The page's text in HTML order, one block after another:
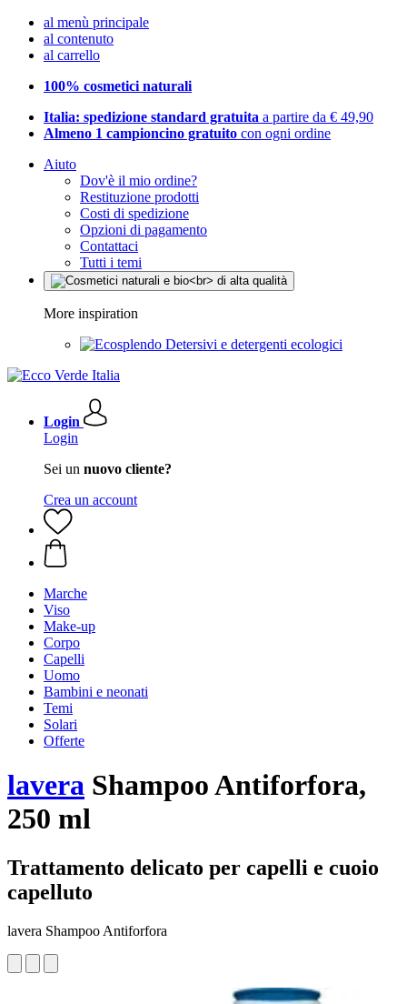
al menù principale
al contenuto
al carrello
100% cosmetici naturali
Italia: spedizione standard gratuita a partire da € 49,90
Almeno 1 campioncino gratuito con ogni ordine
Aiuto
Dov'è il mio ordine?
Restituzione prodotti
Costi di spedizione
Opzioni di pagamento
Contattaci
Tutti i temi
More inspiration
Detersivi e detergenti ecologici
Login
Login
Sei un nuovo cliente?
Crea un account
Marche
Viso
Make-up
Corpo
Capelli
Uomo
Bambini e neonati
Temi
Solari
Offerte
lavera Shampoo Antiforfora,
250 ml
Trattamento delicato per capelli e cuoio
capelluto
lavera Shampoo Antiforfora